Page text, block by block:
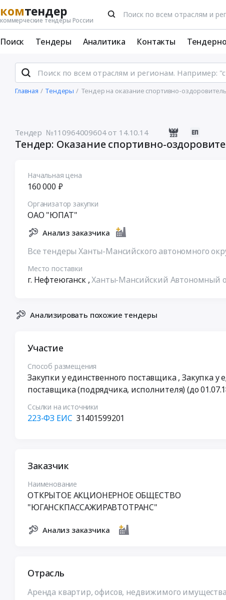
комтендер
коммерческие тендеры России
Поиск Тендеры Аналитика Контакты
Главная Тендеры Тендер на оказание спортивно-
Тендер №110964009604от 14.10.14
Тендер: Оказание спортивно-
Начальная цена
160 000 ₽
Организатор закупки
ОАО "ЮПАТ"
Анализ заказчика
Все тендеры Ханты-Мансийского автономного
Место поставки
г. Нефтеюганск ,Ханты-Мансийский Автономный
Анализировать похожие тендеры
Участие
Способ размещения
Закупки у единственного поставщика, Закупка у
поставщика (подрядчика, исполнителя) (до
Ссылки на источники
223-ФЗ ЕИС 31401599201
Заказчик
Наименование
ОТКРЫТОЕ АКЦИОНЕРНОЕ ОБЩЕСТВО
"ЮГАНСКПАССАЖИРАВТОТРАНС"
Анализ заказчика
Отрасль
Аренда квартир, офисов, недвижимого